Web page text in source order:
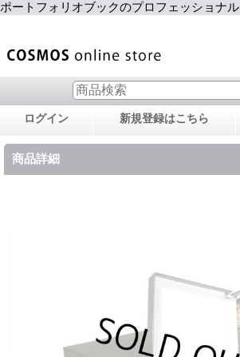
ポートフォリオブックのプロフェッショナル
ログイン 新規登録はこちら
商品詳細